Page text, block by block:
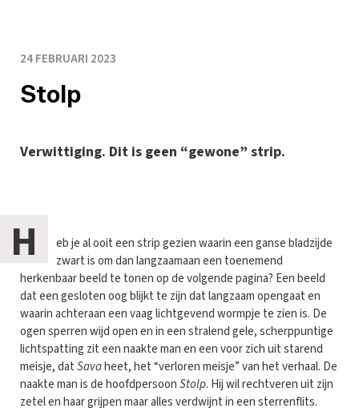
24 FEBRUARI 2023
Stolp
Verwittiging. Dit is geen “gewone” strip.
H
eb je al ooit een strip gezien waarin een ganse bladzijde
zwart is om dan langzaamaan een toenemend
herkenbaar beeld te tonen op de volgende pagina? Een beeld
dat een gesloten oog blijkt te zijn dat langzaam opengaat en
waarin achteraan een vaag lichtgevend wormpje te zien is. De
ogen sperren wijd open en in een stralend gele, scherppuntige
lichtspatting zit een naakte man en een voor zich uit starend
meisje, datSavaheet, het “verloren meisje” van het verhaal. De
naakte man is de hoofdpersoonStolp. Hij wil rechtveren uit zijn
zetel en haar grijpen maar alles verdwijnt in een sterrenflits.